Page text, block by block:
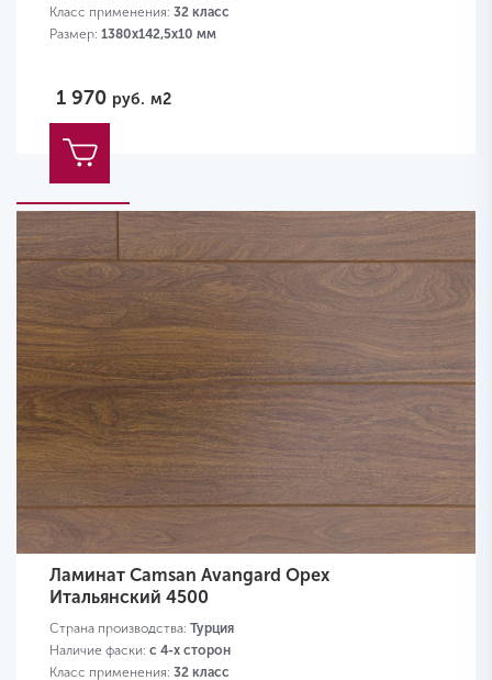
Класс применения: 32 класс
Размер: 1380х142,5х10 мм
1 970 руб. м2
Ламинат Camsan Avangard Орех
Итальянский 4500
Страна производства: Турция
Наличие фаски: с 4-х сторон
Класс применения: 32 класс